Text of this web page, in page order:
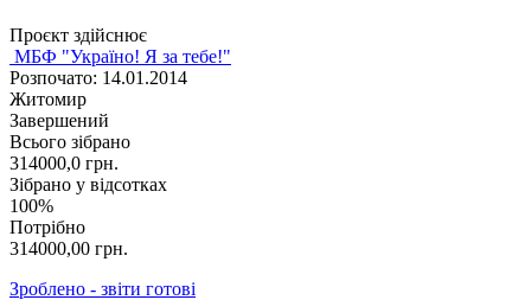
Проєкт здійснює
МБФ "Україно! Я за тебе!"
Розпочато: 14.01.2014
Житомир
Завершений
Всього зібрано
314000,0 грн.
Зібрано у відсотках
100%
Потрібно
314000,00 грн.
Зроблено - звіти готові